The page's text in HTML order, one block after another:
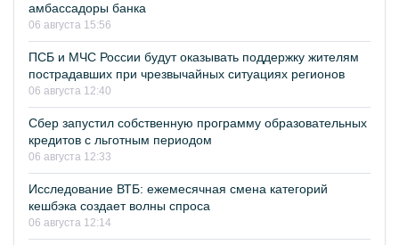
амбассадоры банка
06 августа 15:56
ПСБ и МЧС России будут оказывать поддержку жителям
пострадавших при чрезвычайных ситуациях регионов
06 августа 12:40
Сбер запустил собственную программу образовательных
кредитов с льготным периодом
06 августа 12:33
Исследование ВТБ: ежемесячная смена категорий
кешбэка создает волны спроса
06 августа 12:14